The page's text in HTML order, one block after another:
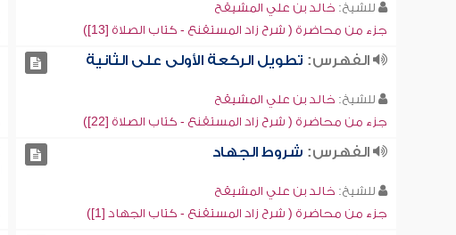
للشيخ: خالد بن علي المشيقح
جزء من محاضرة ( شرح زاد المستقنع - كتاب الصلاة [13])
الفهرس: تطويل الركعة الأولى على الثانية
للشيخ: خالد بن علي المشيقح
جزء من محاضرة ( شرح زاد المستقنع - كتاب الصلاة [22])
الفهرس: شروط الجهاد
للشيخ: خالد بن علي المشيقح
جزء من محاضرة ( شرح زاد المستقنع - كتاب الجهاد [1])